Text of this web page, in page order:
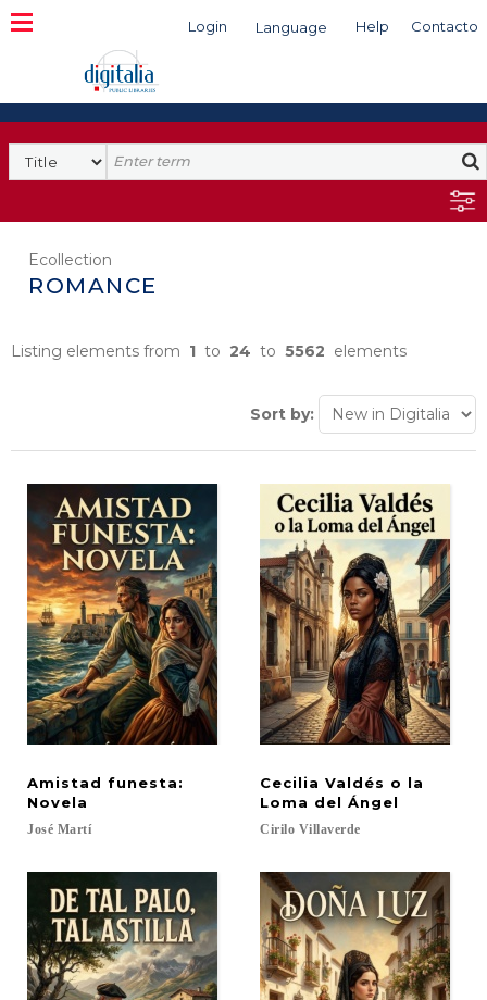
Login Language Help Contacto
Search
Ecollection
ROMANCE
Listing elements from 1 to 24 to 5562 elements
Sort by:
Amistad funesta:
Novela
José Martí
Cecilia Valdés o la
Loma del Ángel
Cirilo Villaverde